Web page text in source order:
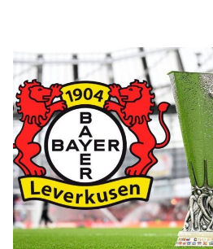
LIGA MX
NFL